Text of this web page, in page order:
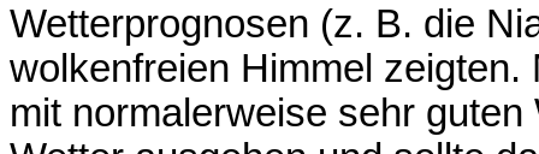
Wetterprognosen (z. B. die
wolkenfreien Himmel
mit normalerweise sehr